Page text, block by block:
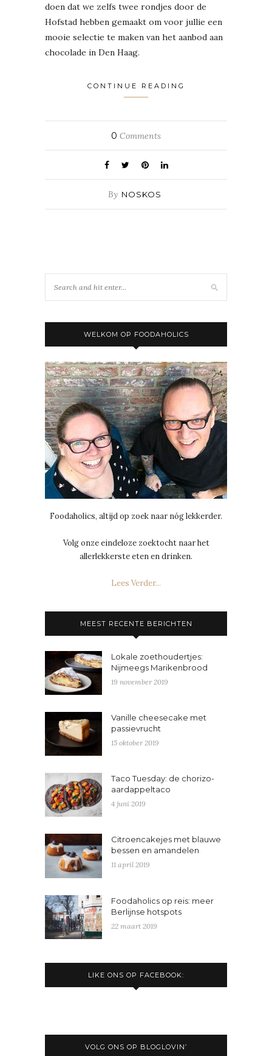
doen dat we zelfs twee rondjes door de
Hofstad hebben gemaakt om voor jullie een
mooie selectie te maken van het aanbod aan
chocolade in Den Haag.
CONTINUE READING
0 Comments
By NOSKOS
WELKOM OP FOODAHOLICS
Foodaholics, altijd op zoek naar nóg lekkerder.
Volg onze eindeloze zoektocht naar het
allerlekkerste eten en drinken.
Lees Verder...
MEEST RECENTE BERICHTEN
Lokale zoethoudertjes:
Nijmeegs Marikenbrood
19 november 2019
Vanille cheesecake met
passievrucht
15 oktober 2019
Taco Tuesday: de chorizo-
aardappeltaco
4 juni 2019
Citroencakejes met blauwe
bessen en amandelen
11 april 2019
Foodaholics op reis: meer
Berlijnse hotspots
22 maart 2019
LIKE ONS OP FACEBOOK:
VOLG ONS OP BLOGLOVIN’